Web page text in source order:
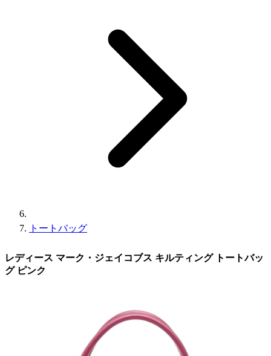
トートバッグ
レディース マーク・ジェイコブス キルティング トートバッ
グ ピンク